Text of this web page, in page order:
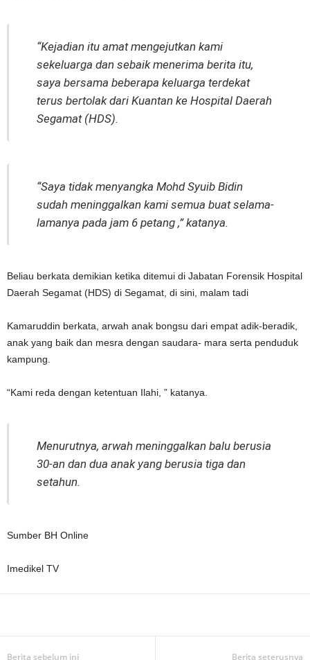
“Kejadian itu amat mengejutkan kami
sekeluarga dan sebaik menerima berita itu,
saya bersama beberapa keluarga terdekat
terus bertolak dari Kuantan ke Hospital Daerah
Segamat (HDS).
“Saya tidak menyangka Mohd Syuib Bidin
sudah meninggalkan kami semua buat selama-
lamanya pada jam 6 petang ,” katanya.
Beliau berkata demikian ketika ditemui di Jabatan Forensik Hospital
Daerah Segamat (HDS) di Segamat, di sini, malam tadi
Kamaruddin berkata, arwah anak bongsu dari empat adik-beradik,
anak yang baik dan mesra dengan saudara- mara serta penduduk
kampung.
“Kami reda dengan ketentuan Ilahi, ” katanya.
Menurutnya, arwah meninggalkan balu berusia
30-an dan dua anak yang berusia tiga dan
setahun.
Sumber BH Online
Imedikel TV
Berita sebelum ini Berita seterusnya